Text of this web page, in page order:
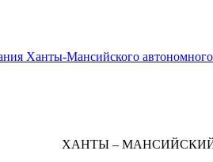
Ханты-Мансийского
ХАНТЫ –